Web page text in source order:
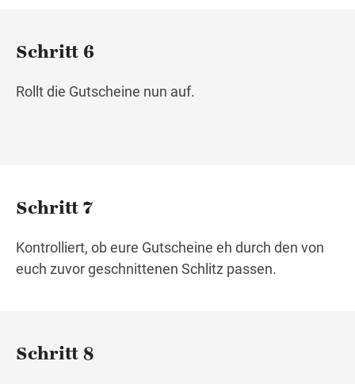
Schritt 6
Rollt die Gutscheine nun auf.
Schritt 7
Kontrolliert, ob eure Gutscheine eh durch den von
euch zuvor geschnittenen Schlitz passen.
Schritt 8